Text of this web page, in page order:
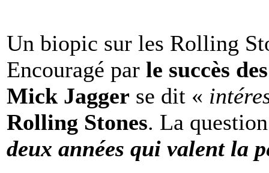
Un biopic sur les Rolling
Encouragé par le succès
Mick Jagger se dit «
Rolling Stones. La
deux années qui valent la